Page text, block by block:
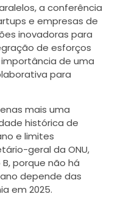
a conferência
e empresas de
inovadoras para
de esforços
de uma
para
mais uma
histórica de
e limites
geral da ONU,
porque não há
depende das
em 2025.